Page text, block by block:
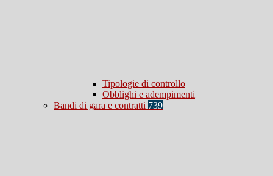
Tipologie di controllo
Obblighi e adempimenti
Bandi di gara e contratti 739